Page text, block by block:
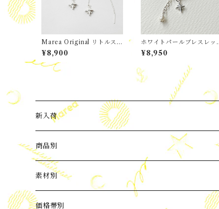
Marea Original リトルスタ
ーアメリカンピアス
¥8,900
ホワイトパールブレスレッ
ト・ リトルスター
¥8,950
新入荷
2024年3月新入荷
2024年4月新入荷
2024年5月新入荷
商品別
ピアス
イヤーカフ
素材別
パール
価格帯別